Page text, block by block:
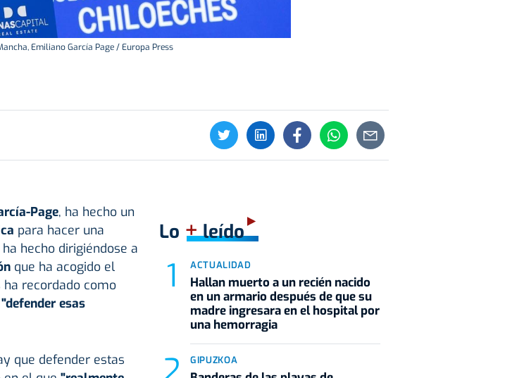
Emiliano García Page / Europa Press
Page, ha hecho un
para hacer una
hecho dirigiéndose a
que ha acogido el
ha recordado como
"defender esas
que defender estas
Lo +leído
ACTUALIDAD
Hallan muerto a un recién nacido
en un armario después de que su
madre ingresara en el hospital por
una hemorragia
GIPUZKOA